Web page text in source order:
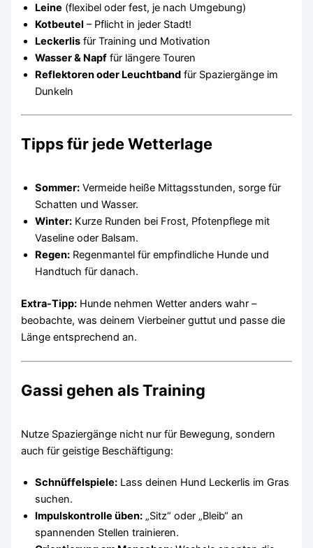
Leine (flexibel oder fest, je nach Umgebung)
Kotbeutel – Pflicht in jeder Stadt!
Leckerlis für Training und Motivation
Wasser & Napf für längere Touren
Reflektoren oder Leuchtband für Spaziergänge im
Dunkeln
Tipps für jede Wetterlage
Sommer: Vermeide heiße Mittagsstunden, sorge für
Schatten und Wasser.
Winter: Kurze Runden bei Frost, Pfotenpflege mit
Vaseline oder Balsam.
Regen: Regenmantel für empfindliche Hunde und
Handtuch für danach.
Extra-Tipp: Hunde nehmen Wetter anders wahr –
beobachte, was deinem Vierbeiner guttut und passe die
Länge entsprechend an.
Gassi gehen als Training
Nutze Spaziergänge nicht nur für Bewegung, sondern
auch für geistige Beschäftigung:
Schnüffelspiele: Lass deinen Hund Leckerlis im Gras
suchen.
Impulskontrolle üben: „Sitz“ oder „Bleib“ an
spannenden Stellen trainieren.